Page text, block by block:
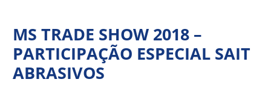
conteúdo
MS TRADE SHOW 2018 –
PARTICIPAÇÃO ESPECIAL SAIT
ABRASIVOS
de
Post